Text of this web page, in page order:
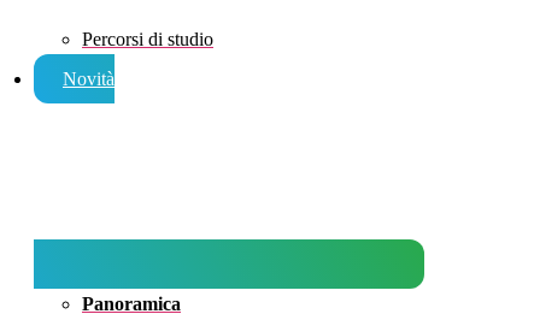
Percorsi di studio
Novità
Panoramica